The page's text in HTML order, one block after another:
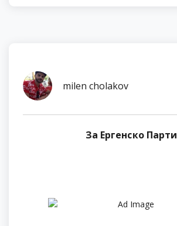
milen cholakov
За Ергенско Парти